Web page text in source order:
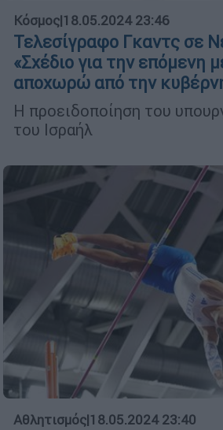
Κόσμος|18.05.2024 23:46
Τελεσίγραφο Γκαντς σε
«Σχέδιο για την επόμενη
αποχωρώ από την
Η προειδοποίηση του
του Ισραήλ
Αθλητισμός|18.05.2024 23:40